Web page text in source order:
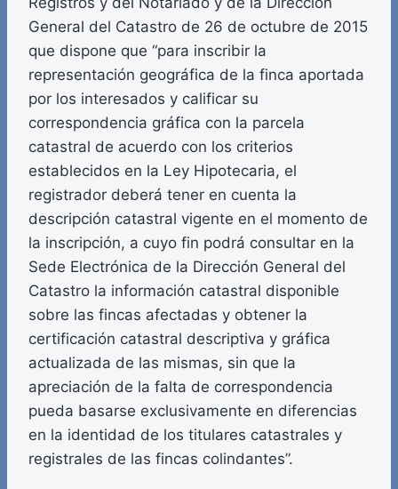
General del Catastro de 26 de octubre de 2015
que dispone que “para inscribir la
representación geográfica de la finca aportada
por los interesados y calificar su
correspondencia gráfica con la parcela
catastral de acuerdo con los criterios
establecidos en la Ley Hipotecaria, el
registrador deberá tener en cuenta la
descripción catastral vigente en el momento de
la inscripción, a cuyo fin podrá consultar en la
Sede Electrónica de la Dirección General del
Catastro la información catastral disponible
sobre las fincas afectadas y obtener la
certificación catastral descriptiva y gráfica
actualizada de las mismas, sin que la
apreciación de la falta de correspondencia
pueda basarse exclusivamente en diferencias
en la identidad de los titulares catastrales y
registrales de las fincas colindantes”.